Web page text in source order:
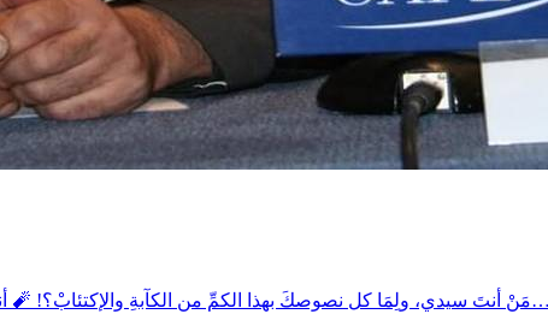
● مَنْ أنتَ سيدي، ولِمَا كل نصوصكَ بهذا الكمِّ من الكآبةِ والإكتئابْ؟! 🧨 أنا الراحل دوما، والمسافر دوما، لا وطنَ لي، لا مقرَّ لي، لا حضنَ لي…